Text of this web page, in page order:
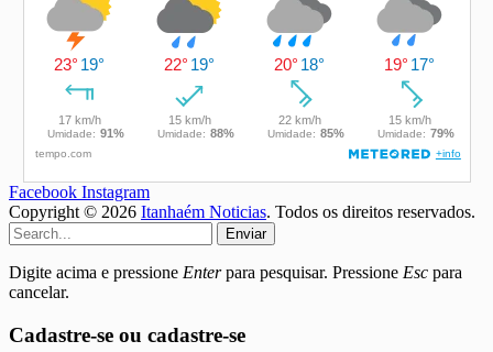
Facebook Instagram
Copyright © 2026 Itanhaém Noticias. Todos os direitos reservados.
Enviar
Digite acima e pressione Enterpara pesquisar. Pressione Esc para
cancelar.
Cadastre-se ou cadastre-se